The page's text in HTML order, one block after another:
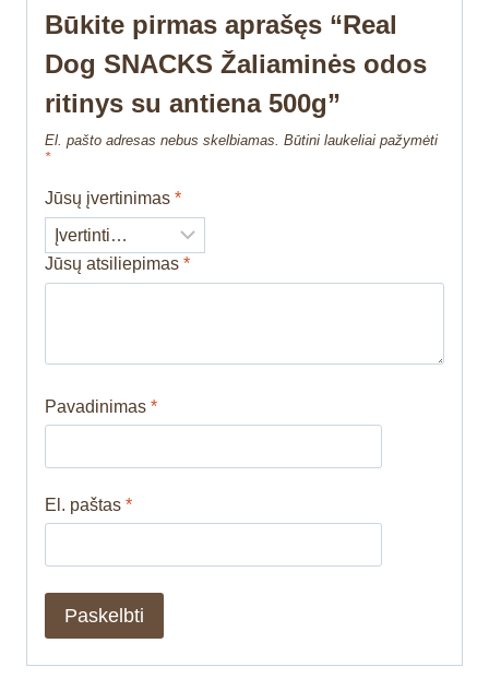
Būkite pirmas aprašęs “Real
Dog SNACKS Žaliaminės odos
ritinys su antiena 500g”
El. pašto adresas nebus skelbiamas. Būtini laukeliai pažymėti
*
Jūsų įvertinimas *
Jūsų atsiliepimas *
Pavadinimas *
El. paštas *